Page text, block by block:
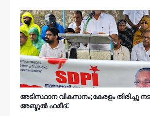
അടിസ്ഥാന വികസനം;കേരളം തിരിച്ചു
അബ്ദുൽ ഹമീദ്.